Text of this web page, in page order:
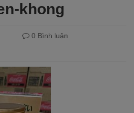
khong
0 Bình luận